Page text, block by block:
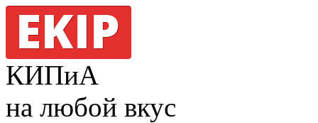
КИПиА
на любой вкус